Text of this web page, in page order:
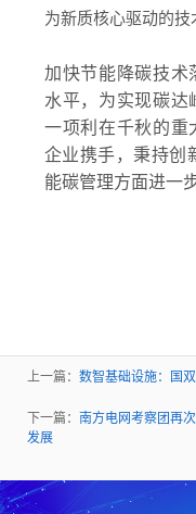
为新质核心驱动的技
加快节能降碳技术
水平，为实现碳达
一项利在千秋的重
企业携手，秉持创
能碳管理方面进一
上一篇： 数智基础设施：国
下一篇： 南方电网考察团再
发展